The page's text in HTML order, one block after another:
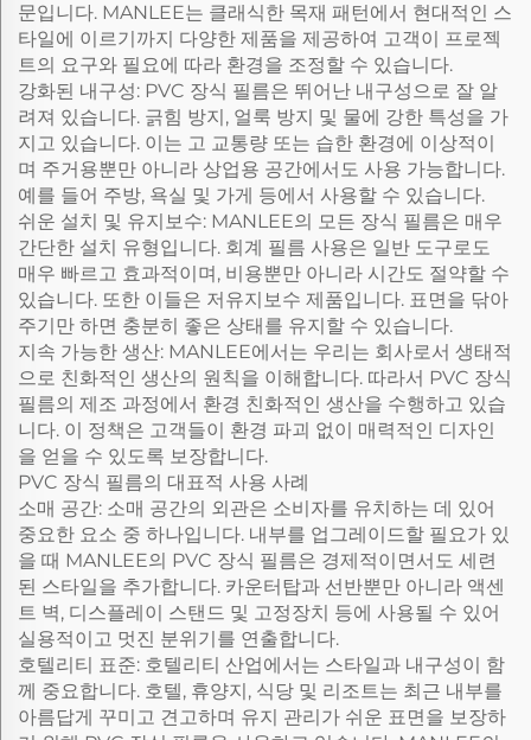
문입니다. MANLEE는 클래식한 목재 패턴에서 현대적인 스
타일에 이르기까지 다양한 제품을 제공하여 고객이 프로젝
트의 요구와 필요에 따라 환경을 조정할 수 있습니다.
강화된 내구성: PVC 장식 필름은 뛰어난 내구성으로 잘 알
려져 있습니다. 긁힘 방지, 얼룩 방지 및 물에 강한 특성을 가
지고 있습니다. 이는 고 교통량 또는 습한 환경에 이상적이
며 주거용뿐만 아니라 상업용 공간에서도 사용 가능합니다.
예를 들어 주방, 욕실 및 가게 등에서 사용할 수 있습니다.
쉬운 설치 및 유지보수: MANLEE의 모든 장식 필름은 매우
간단한 설치 유형입니다. 회계 필름 사용은 일반 도구로도
매우 빠르고 효과적이며, 비용뿐만 아니라 시간도 절약할 수
있습니다. 또한 이들은 저유지보수 제품입니다. 표면을 닦아
주기만 하면 충분히 좋은 상태를 유지할 수 있습니다.
지속 가능한 생산: MANLEE에서는 우리는 회사로서 생태적
으로 친화적인 생산의 원칙을 이해합니다. 따라서 PVC 장식
필름의 제조 과정에서 환경 친화적인 생산을 수행하고 있습
니다. 이 정책은 고객들이 환경 파괴 없이 매력적인 디자인
을 얻을 수 있도록 보장합니다.
PVC 장식 필름의 대표적 사용 사례
소매 공간: 소매 공간의 외관은 소비자를 유치하는 데 있어
중요한 요소 중 하나입니다. 내부를 업그레이드할 필요가 있
을 때 MANLEE의 PVC 장식 필름은 경제적이면서도 세련
된 스타일을 추가합니다. 카운터탑과 선반뿐만 아니라 액센
트 벽, 디스플레이 스탠드 및 고정장치 등에 사용될 수 있어
실용적이고 멋진 분위기를 연출합니다.
호텔리티 표준: 호텔리티 산업에서는 스타일과 내구성이 함
께 중요합니다. 호텔, 휴양지, 식당 및 리조트는 최근 내부를
아름답게 꾸미고 견고하며 유지 관리가 쉬운 표면을 보장하